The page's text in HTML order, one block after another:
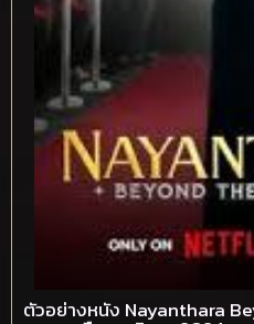
ตัวอย่างหนัง Nayanthara